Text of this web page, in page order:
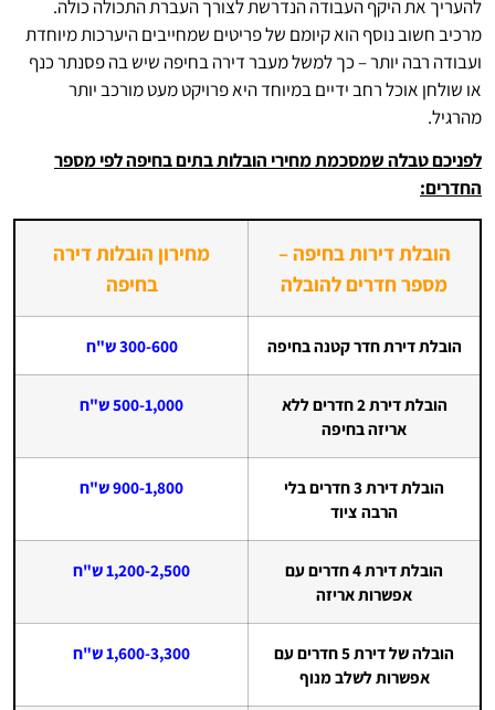
להעריך את היקף העבודה הנדרשת לצורך העברת התכולה כולה.
מרכיב חשוב נוסף הוא קיומם של פריטים שמחייבים היערכות מיוחדת
ועבודה רבה יותר – כך למשל מעבר דירה בחיפה שיש בה פסנתר כנף
או שולחן אוכל רחב ידיים במיוחד היא פרויקט מעט מורכב יותר
מהרגיל.
לפניכם טבלה שמסכמת מחירי הובלות בתים בחיפה לפי מספר
החדרים:
הובלת דירות בחיפה –
מספר חדרים להובלה
מחירון הובלות דירה
בחיפה
הובלת דירת חדר קטנה בחיפה 300-600 ש"ח
הובלת דירת 2 חדרים ללא
אריזה בחיפה
500-1,000 ש"ח
הובלת דירת 3 חדרים בלי
הרבה ציוד
900-1,800 ש"ח
הובלת דירת 4 חדרים עם
אפשרות אריזה
1,200-2,500 ש"ח
הובלה של דירת 5 חדרים עם
אפשרות לשלב מנוף
1,600-3,300 ש"ח